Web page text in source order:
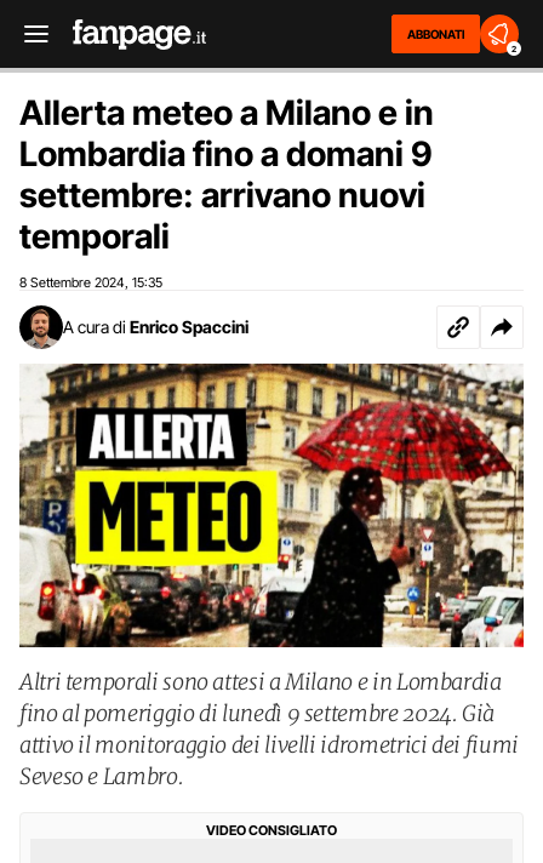
ABBONATI
2
Allerta meteo a Milano e in
Lombardia fino a domani 9
settembre: arrivano nuovi
temporali
8 Settembre 2024 15:35
A cura di Enrico Spaccini
Altri temporali sono attesi a Milano e in Lombardia
fino al pomeriggio di lunedì 9 settembre 2024. Già
attivo il monitoraggio dei livelli idrometrici dei fiumi
Seveso e Lambro.
VIDEO CONSIGLIATO